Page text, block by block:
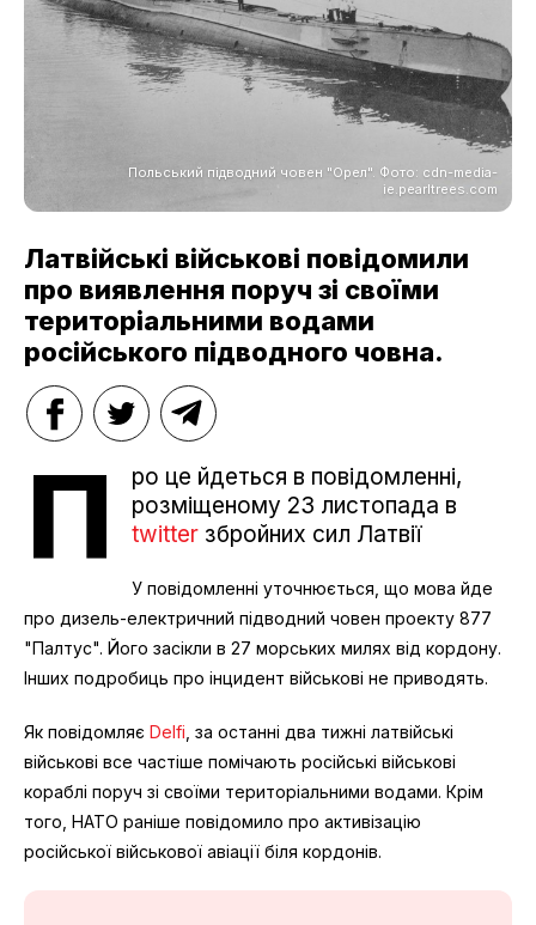
Польський підводний човен "Орел". Фото: cdn-media-
ie.pearltrees.com
Латвійські військові повідомили
про виявлення поруч зі своїми
територіальними водами
російського підводного човна.
П
ро це йдеться в повідомленні,
розміщеному 23 листопада в
twitter збройних сил Латвії
У повідомленні уточнюється, що мова йде
про дизель-електричний підводний човен проекту 877
"Палтус". Його засікли в 27 морських милях від кордону.
Інших подробиць про інцидент військові не приводять.
Як повідомляє Delfi , за останні два тижні латвійські
військові все частіше помічають російські військові
кораблі поруч зі своїми територіальними водами. Крім
того, НАТО раніше повідомило про активізацію
російської військової авіації біля кордонів.